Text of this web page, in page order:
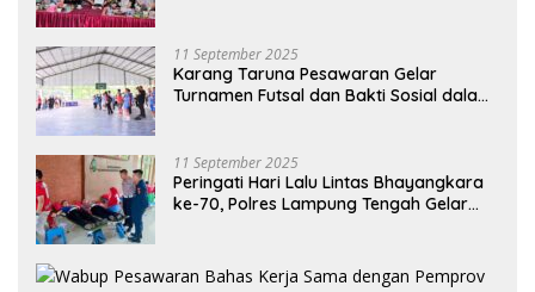
11 September 2025
Karang Taruna Pesawaran Gelar
Turnamen Futsal dan Bakti Sosial dalam
11 September 2025
Peringati Hari Lalu Lintas Bhayangkara
ke-70, Polres Lampung Tengah Gelar